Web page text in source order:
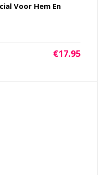
Voor Hem En
€17.95